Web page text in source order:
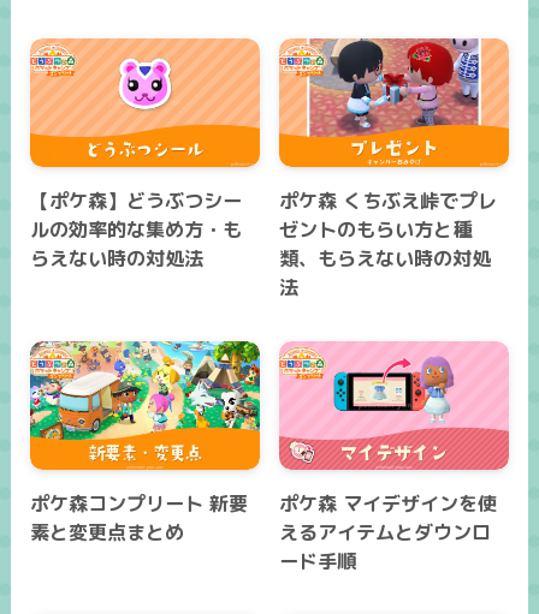
【ポケ森】どうぶつシー
ルの効率的な集め方・も
らえない時の対処法
ポケ森 くちぶえ峠でプレ
ゼントのもらい方と種
類、もらえない時の対処
法
ポケ森コンプリート 新要
素と変更点まとめ
ポケ森 マイデザインを使
えるアイテムとダウンロ
ード手順